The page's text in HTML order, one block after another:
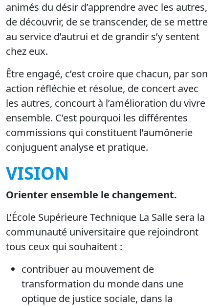
animés du désir d’apprendre avec les autres,
de découvrir, de se transcender, de se mettre
au service d’autrui et de grandir s’y sentent
chez eux.
Être engagé, c’est croire que chacun, par son
action réfléchie et résolue, de concert avec
les autres, concourt à l’amélioration du vivre
ensemble. C’est pourquoi les différentes
commissions qui constituent l’aumônerie
conjuguent analyse et pratique.
VISION
Orienter ensemble le changement.
L’École Supérieure Technique La Salle sera la
communauté universitaire que rejoindront
tous ceux qui souhaitent :
contribuer au mouvement de
transformation du monde dans une
optique de justice sociale, dans la